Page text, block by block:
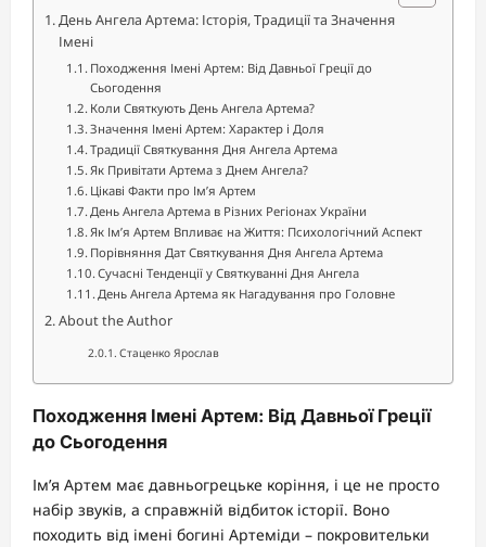
День Ангела Артема: Історія, Традиції та Значення
Імені
Походження Імені Артем: Від Давньої Греції до
Сьогодення
Коли Святкують День Ангела Артема?
Значення Імені Артем: Характер і Доля
Традиції Святкування Дня Ангела Артема
Як Привітати Артема з Днем Ангела?
Цікаві Факти про Ім’я Артем
День Ангела Артема в Різних Регіонах України
Як Ім’я Артем Впливає на Життя: Психологічний Аспект
Порівняння Дат Святкування Дня Ангела Артема
Сучасні Тенденції у Святкуванні Дня Ангела
День Ангела Артема як Нагадування про Головне
About the Author
Стаценко Ярослав
Походження Імені Артем: Від Давньої Греції
до Сьогодення
Ім’я Артем має давньогрецьке коріння, і це не просто
набір звуків, а справжній відбиток історії. Воно
походить від імені богині Артеміди – покровительки